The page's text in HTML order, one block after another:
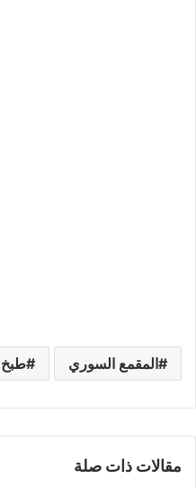
المقمع السوري طبخ
مقالات ذات صلة